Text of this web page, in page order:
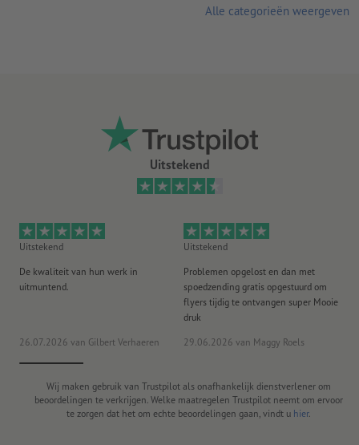
Uitstekend
Uitstekend
De kwaliteit van hun werk in
uitmuntend.
26.07.2026 van Gilbert Verhaeren
Uitstekend
Problemen opgelost en dan met
spoedzending gratis opgestuurd om
flyers tijdig te ontvangen super Mooie
druk
29.06.2026 van Maggy Roels
Wij maken gebruik van Trustpilot als onafhankelijk dienstverlener om
beoordelingen te verkrijgen. Welke maatregelen Trustpilot neemt om ervoor
te zorgen dat het om echte beoordelingen gaan, vindt u hier.
Alle categorieën weergeven